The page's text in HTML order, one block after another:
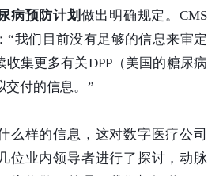
病预防计划 做出明确规定。CMS
“我们目前没有足够的信息来审定
收集更多有关DPP（美国的糖尿病
交付的信息。”
么样的信息，这对数字医疗公司
位业内领导者进行了探讨，动脉